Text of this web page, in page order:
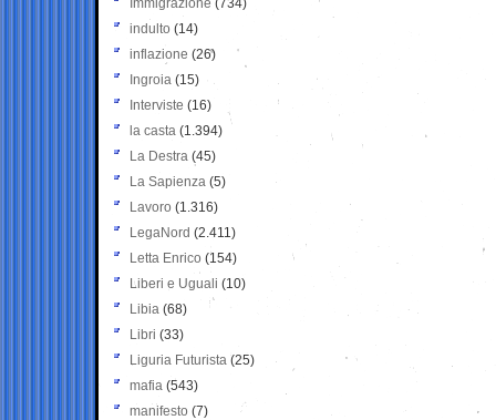
Immigrazione (734)
indulto (14)
inflazione (26)
Ingroia (15)
Interviste (16)
la casta (1.394)
La Destra (45)
La Sapienza (5)
Lavoro (1.316)
LegaNord (2.411)
Letta Enrico (154)
Liberi e Uguali (10)
Libia (68)
Libri (33)
Liguria Futurista (25)
mafia (543)
manifesto (7)